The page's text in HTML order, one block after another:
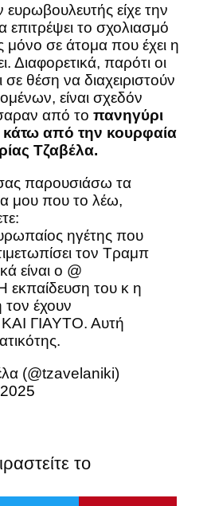
είχε την
επιτρέψει το σχολιασμό
μόνο σε άτομα που έχει η
Διαφορετικά, παρότι οι
θέση να διαχειριστούν
είναι σχεδόν
από το πανηγύρι
από την κουρφαία
Τζαβέλα.
παρουσιάσω τα
μου που το λέω,
ηγέτης που
τον Τραμπ
είναι ο @
εκπαίδευση του κ η
τον έχουν
ΚΑΙ ΓΙΑΥΤΟ. Αυτή
(@tzavelaniki)
το